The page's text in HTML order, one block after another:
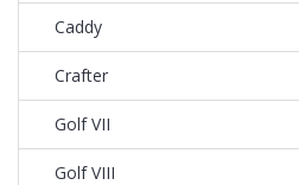
Caddy
Crafter
Golf VII
Golf VIII